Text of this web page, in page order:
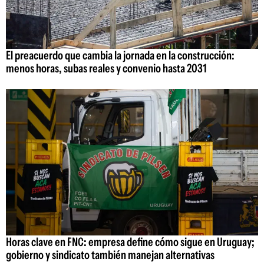
El preacuerdo que cambia la jornada en la construcción:
menos horas, subas reales y convenio hasta 2031
Horas clave en FNC: empresa define cómo sigue en Uruguay;
gobierno y sindicato también manejan alternativas